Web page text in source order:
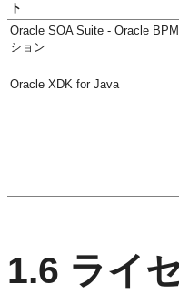
ト
Oracle SOA Suite - Oracle
ション
Oracle XDK for Java
1.6 ライ